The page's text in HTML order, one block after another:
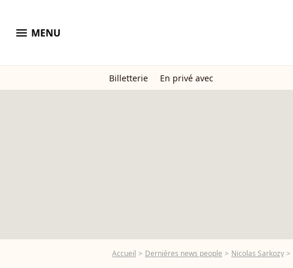
menu MENU
Billetterie En privé avec
Accueil Dernières news people Nicolas Sarkozy